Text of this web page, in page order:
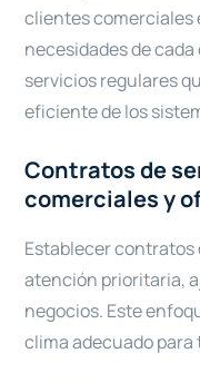
clientes comerciales
necesidades de
servicios regulares
eficiente de los
Contratos de
comerciales y
Establecer
atención prioritaria,
negocios. Este
clima adecuado